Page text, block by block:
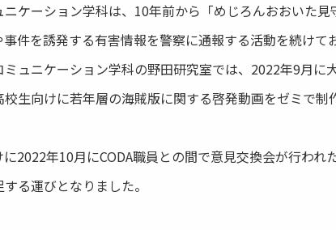
ケーション学科は、10年前から「めじろんおおいた
件を誘発する有害情報を警察に通報する活動を続けて
ュニケーション学科の野田研究室では、2022年9月に
生向けに若年層の海賊版に関する啓発動画をゼミで制
2022年10月にCODA職員との間で意見交換会が行われ
る運びとなりました。